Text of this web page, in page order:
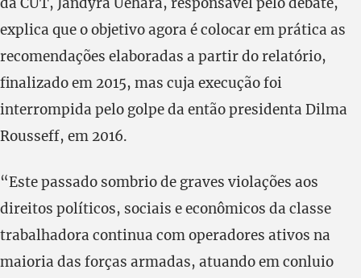
explica que o objetivo agora é colocar em prática as
recomendações elaboradas a partir do relatório,
finalizado em 2015, mas cuja execução foi
interrompida pelo golpe da então presidenta Dilma
Rousseff, em 2016.
“Este passado sombrio de graves violações aos
direitos políticos, sociais e econômicos da classe
trabalhadora continua com operadores ativos na
maioria das forças armadas, atuando em conluio